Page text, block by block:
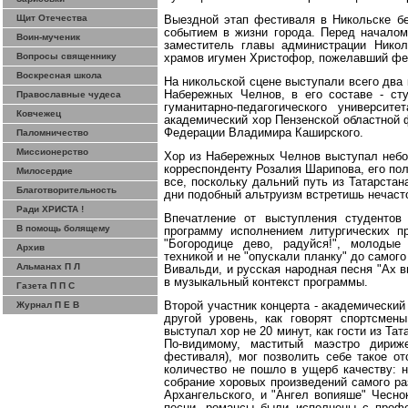
Щит Отечества
Воин-мученик
Вопросы священнику
Воскресная школа
Православные чудеса
Ковчежец
Паломничество
Миссионерство
Милосердие
Благотворительность
Ради ХРИСТА !
В помощь болящему
Архив
Альманах П Л
Газета П П С
Журнал П Е В
Выездной этап фестиваля в Никольске
событием в жизни города. Перед
заместитель главы администрации
храмов игумен Христофор, пожелавший
На никольской сцене выступали всего
Набережных Челнов, в его составе -
гуманитарно-педагогического
академический хор Пензенской
Федерации Владимира Каширского.
Хор из Набережных Челнов выступал
корреспонденту Розалия Шарипова, его
все, поскольку дальний путь из
дни подобный альтруизм встретишь
Впечатление от выступления
программу исполнением литургических
"Богородице дево, радуйся!", молодые
техникой и не "опускали планку" до
Вивальди, и русская народная песня "Ах
в музыкальный контекст программы.
Второй участник концерта -
другой уровень, как говорят
выступал хор не 20 минут, как гости из
По-видимому, маститый маэстро
фестиваля), мог позволить себе такое
количество не пошло в ущерб качеству:
собрание хоровых произведений самого
Архангельского, и "Ангел вопияше"